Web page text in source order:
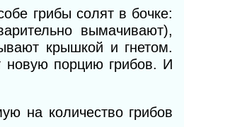
грибы солят в бочке:
вымачивают),
крышкой и гнетом.
новую порцию грибов. И
на количество грибов